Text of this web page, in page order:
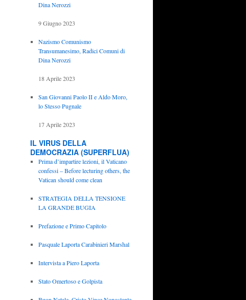
Dina Nerozzi
9 Giugno 2023
Nazismo Comunismo
Transumanesimo, Radici Comuni di
Dina Nerozzi
18 Aprile 2023
San Giovanni Paolo II e Aldo Moro,
lo Stesso Pugnale
17 Aprile 2023
IL VIRUS DELLA
DEMOCRAZIA (SUPERFLUA)
Prima d’impartire lezioni, il Vaticano
confessi – Before lecturing others, the
Vatican should come clean
STRATEGIA DELLA TENSIONE
LA GRANDE BUGIA
Prefazione e Primo Capitolo
Pasquale Laporta Carabinieri Marshal
Intervista a Piero Laporta
Stato Omertoso e Golpista